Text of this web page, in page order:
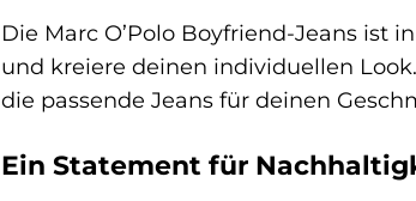
Die Marc O’Polo Boyfriend-Jeans ist
und kreiere deinen individuellen
die passende Jeans für deinen
Ein Statement für